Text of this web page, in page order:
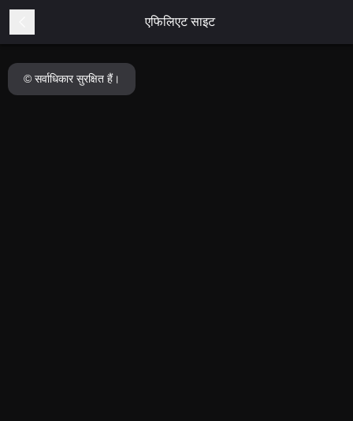
एफिलिएट साइट
© सर्वाधिकार सुरक्षित हैं।